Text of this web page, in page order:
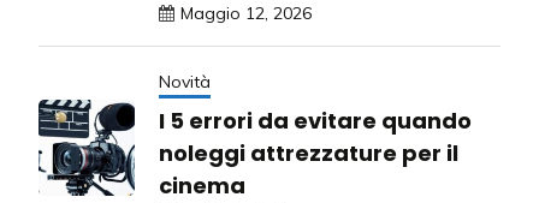
Maggio 12, 2026
Novità
I 5 errori da evitare quando
noleggi attrezzature per il
cinema